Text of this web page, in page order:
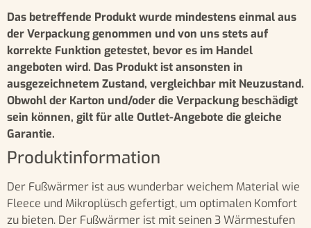
Das betreffende Produkt wurde mindestens einmal aus
der Verpackung genommen und von uns stets auf
korrekte Funktion getestet, bevor es im Handel
angeboten wird. Das Produkt ist ansonsten in
ausgezeichnetem Zustand, vergleichbar mit Neuzustand.
Obwohl der Karton und/oder die Verpackung beschädigt
sein können, gilt für alle Outlet-Angebote die gleiche
Garantie.
Produktinformation
Der Fußwärmer ist aus wunderbar weichem Material wie
Fleece und Mikroplüsch gefertigt, um optimalen Komfort
zu bieten. Der Fußwärmer ist mit seinen 3 Wärmestufen